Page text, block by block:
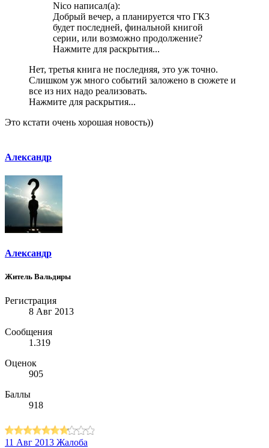
Nico написал(а):
Добрый вечер, а планируется что ГК3
будет последней, финальной книгой
серии, или возможно продолжение?
Нажмите для раскрытия...
Нет, третья книга не последняя, это уж точно.
Слишком уж много событий заложено в сюжете и
все из них надо реализовать.
Нажмите для раскрытия...
Это кстати очень хорошая новость))
Александр
Александр
Житель Вальдиры
Регистрация
8 Авг 2013
Сообщения
1.319
Оценок
905
Баллы
918
11 Авг 2013 Жалоба